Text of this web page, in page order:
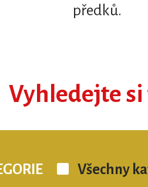
předků.
Vyhledejte si
Všechny